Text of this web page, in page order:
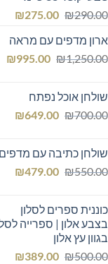
₪290.00
המחיר
היה:
₪290.00.
₪275.00
הוא:ארון מדפים עם מראה
₪1,250.00
המחיר
₪1,250.00.
₪995.00
שולחן אוכל נפתח
₪700.00
המחיר
₪700.00.
₪649.00
שולחן כתיבה עם מדפים
₪550.00
המחיר
₪550.00.
₪479.00
כוננית ספרים לסלון
בצבע אלון | ספרייה
בגוון עץ אלון
₪500.00
המחיר ₪389.00